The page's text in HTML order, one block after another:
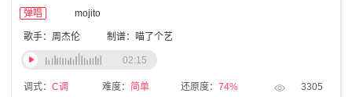
弹唱 mojito
歌手：周杰伦 制谱：喵了个艺
调式： C调 难度： 简单 还原度： 74% 3305
02:15